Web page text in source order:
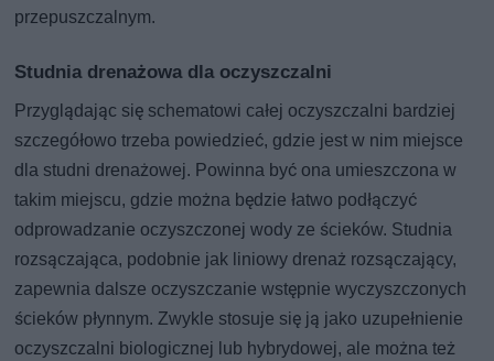
przepuszczalnym.
Studnia drenażowa dla oczyszczalni
Przyglądając się schematowi całej oczyszczalni bardziej
szczegółowo trzeba powiedzieć, gdzie jest w nim miejsce
dla studni drenażowej. Powinna być ona umieszczona w
takim miejscu, gdzie można będzie łatwo podłączyć
odprowadzanie oczyszczonej wody ze ścieków. Studnia
rozsączająca, podobnie jak liniowy drenaż rozsączający,
zapewnia dalsze oczyszczanie wstępnie wyczyszczonych
ścieków płynnym. Zwykle stosuje się ją jako uzupełnienie
oczyszczalni biologicznej lub hybrydowej, ale można też